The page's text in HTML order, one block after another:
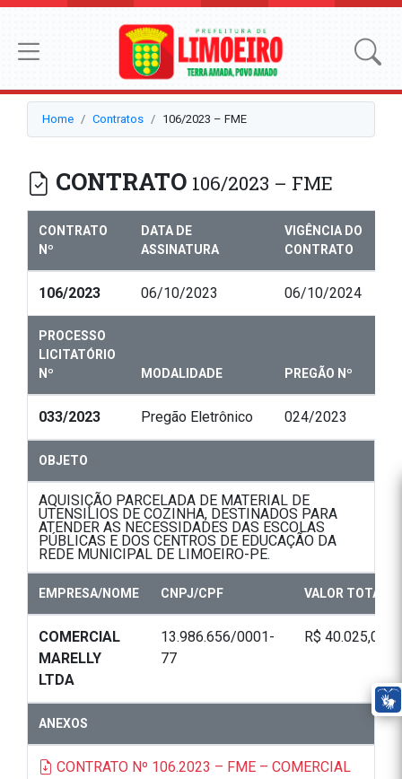
Home Contratos 106/2023 – FME
CONTRATO 106/2023 – FME
CONTRATO
Nº
DATA DE
ASSINATURA
VIGÊNCIA DO
CONTRATO
106/2023 06/10/2023 06/10/2024
PROCESSO
LICITATÓRIO
Nº
MODALIDADE PREGÃO Nº
033/2023 Pregão Eletrônico 024/2023
OBJETO
AQUISIÇÃO PARCELADA DE MATERIAL DE
UTENSILIOS DE COZINHA, DESTINADOS PARA
ATENDER AS NECESSIDADES DAS ESCOLAS
PÚBLICAS E DOS CENTROS DE EDUCAÇÃO DA
REDE MUNICIPAL DE LIMOEIRO-PE.
EMPRESA/NOME CNPJ/CPF VALOR TOTAL
COMERCIAL
MARELLY
LTDA
13.986.656/0001-
77
R$ 40.025,00
ANEXOS
CONTRATO Nº 106.2023 – FME – COMERCIAL